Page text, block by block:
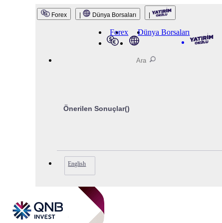
QNB Invest
Forex Dünya Borsaları
Forex Dünya Borsaları
Önerilen Sonuçlar()
English